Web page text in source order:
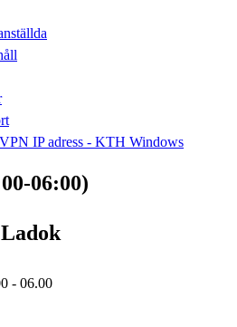
IP adress - KTH Windows
06:00)
- 06.00